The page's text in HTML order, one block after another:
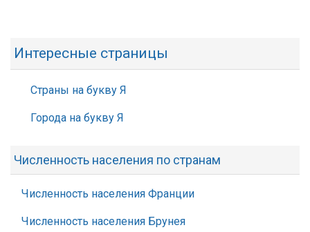
Интересные страницы
Страны на букву Я
Города на букву Я
Численность населения по странам
Численность населения Франции
Численность населения Брунея